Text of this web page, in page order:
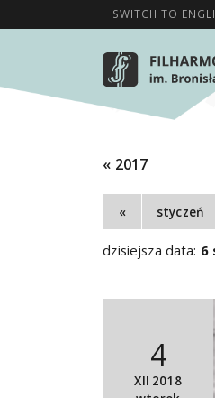
SWITCH TO
« 2017
« styczeń
dzisiejsza data: 6
4
XII 2018